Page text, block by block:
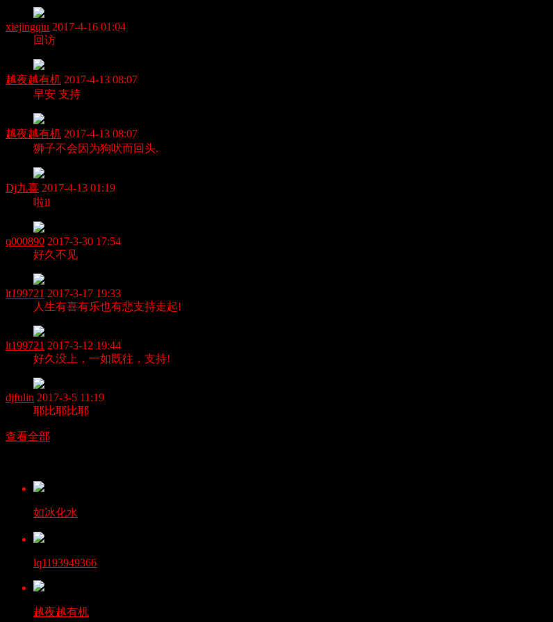
xiejingqiu 2017-4-16 01:04
回访
越夜越有机 2017-4-13 08:07
早安 支持
越夜越有机 2017-4-13 08:07
狮子不会因为狗吠而回头.
Dj九喜 2017-4-13 01:19
啦il
q000890 2017-3-30 17:54
好久不见
lt199721 2017-3-17 19:33
人生有喜有乐也有悲支持走起!
lt199721 2017-3-12 19:44
好久没上，一如既往，支持!
djfulin 2017-3-5 11:19
耶比耶比耶
查看全部
如冰化水
lq1193949366
越夜越有机